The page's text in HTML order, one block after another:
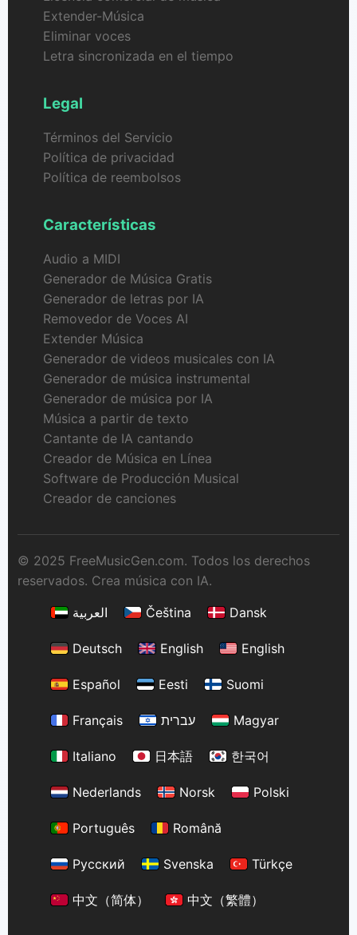
Extender-Música
Eliminar voces
Letra sincronizada en el tiempo
Legal
Términos del Servicio
Política de privacidad
Política de reembolsos
Características
Audio a MIDI
Generador de Música Gratis
Generador de letras por IA
Removedor de Voces AI
Extender Música
Generador de videos musicales con IA
Generador de música instrumental
Generador de música por IA
Música a partir de texto
Cantante de IA cantando
Creador de Música en Línea
Software de Producción Musical
Creador de canciones
© 2025 FreeMusicGen.com. Todos los derechos
reservados. Crea música con IA.
العربية
Čeština Dansk
Deutsch English English
Español Eesti Suomi
Français עברית Magyar
Italiano 日本語 한국어
Nederlands Norsk Polski
Português Română
Русский Svenska Türkçe
中文（简体） 中文（繁體）